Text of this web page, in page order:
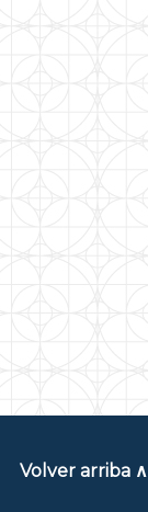
Volver arriba ∧